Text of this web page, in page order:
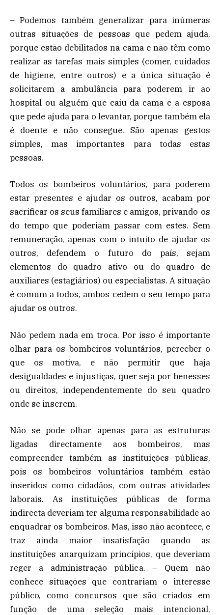
– Podemos também generalizar para inúmeras
outras situações de pessoas que pedem ajuda,
porque estão debilitados na cama e não têm como
realizar as tarefas mais simples (comer, cuidados
de higiene, entre outros) e a única situação é
solicitarem a ambulância para poderem ir ao
hospital ou alguém que caiu da cama e a esposa
que pede ajuda para o levantar, porque também ela
é doente e não consegue. São apenas gestos
simples, mas importantes para todas estas
pessoas.
Todos os bombeiros voluntários, para poderem
estar presentes e ajudar os outros, acabam por
sacrificar os seus familiares e amigos, privando-os
do tempo que poderiam passar com estes. Sem
remuneração, apenas com o intuito de ajudar os
outros, defendem o futuro do país, sejam
elementos do quadro ativo ou do quadro de
auxiliares (estagiários) ou especialistas. A situação
é comum a todos, ambos cedem o seu tempo para
ajudar os outros.
Não pedem nada em troca. Por isso é importante
olhar para os bombeiros voluntários, perceber o
que os motiva, e não permitir que haja
desigualdades e injustiças, quer seja por benesses
ou direitos, independentemente do seu quadro
onde se inserem.
Não se pode olhar apenas para as estruturas
ligadas directamente aos bombeiros, mas
compreender também as instituições públicas,
pois os bombeiros voluntários também estão
inseridos como cidadãos, com outras atividades
laborais. As instituições públicas de forma
indirecta deveriam ter alguma responsabilidade ao
enquadrar os bombeiros. Mas, isso não acontece, e
traz ainda maior insatisfação quando as
instituições anarquizam princípios, que deveriam
reger a administração pública. – Quem não
conhece situações que contrariam o interesse
público, como concursos que são criados em
função de uma seleção mais intencional,